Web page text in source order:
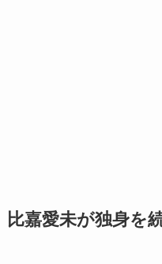
比嘉愛未が独身を